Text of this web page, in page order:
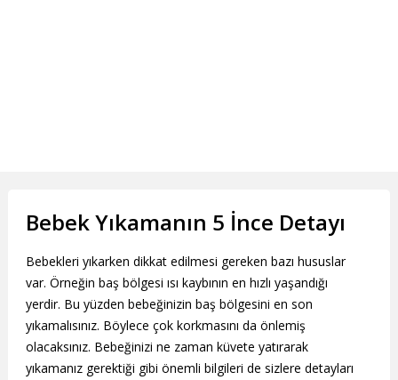
Bebek Yıkamanın 5 İnce Detayı
Bebekleri yıkarken dikkat edilmesi gereken bazı hususlar
var. Örneğin baş bölgesi ısı kaybının en hızlı yaşandığı
yerdir. Bu yüzden bebeğinizin baş bölgesini en son
yıkamalısınız. Böylece çok korkmasını da önlemiş
olacaksınız. Bebeğinizi ne zaman küvete yatırarak
yıkamanız gerektiği gibi önemli bilgileri de sizlere detayları